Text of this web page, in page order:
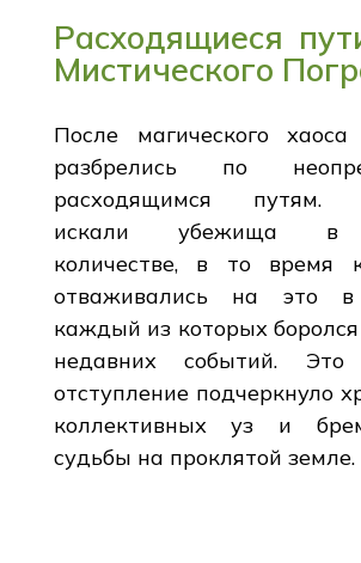
Расходящиеся
Мистического
После магического
разбрелись по
расходящимся путям.
искали убежища в
количестве, в то время
отваживались на это в
каждый из которых
недавних событий. Это
отступление подчеркнуло
коллективных уз и
судьбы на проклятой земле.